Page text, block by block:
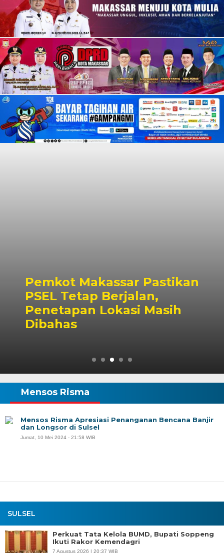
Pemkot Makassar Pastikan
PSEL Tetap Berjalan,
Penetapan Lokasi Masih
Dibahas
SULSEL
Perkuat Tata Kelola BUMD, Bupati Soppeng
Ikuti Rakor Kemendagri
7 Agustus 2026 | 20:37 WIB
Mensos Risma
Mensos Risma Apresiasi Penanganan Bencana Banjir
dan Longsor di Sulsel
Jumat, 10 Mei 2024 - 21:58 WIB